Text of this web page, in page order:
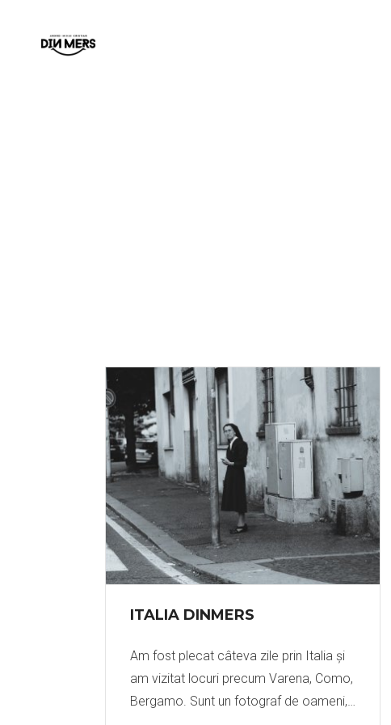
ITALIA DINMERS
Am fost plecat câteva zile prin Italia și
am vizitat locuri precum Varena, Como,
Bergamo. Sunt un fotograf de oameni,…